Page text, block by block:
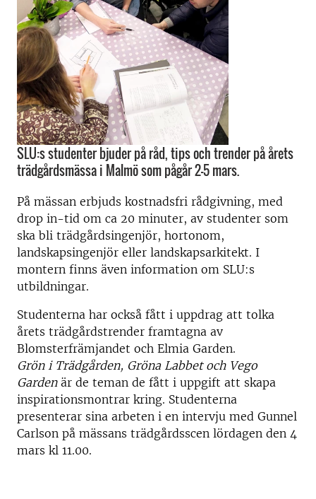
SLU:s studenter bjuder på råd, tips och trender på årets
trädgårdsmässa i Malmö som pågår 2-5 mars.
På mässan erbjuds kostnadsfri rådgivning, med
drop in-tid om ca 20 minuter, av studenter som
ska bli trädgårdsingenjör, hortonom,
landskapsingenjör eller landskapsarkitekt. I
montern finns även information om SLU:s
utbildningar.
Studenterna har också fått i uppdrag att tolka
årets trädgårdstrender framtagna av
Blomsterfrämjandet och Elmia Garden.
Grön i Trädgården, Gröna Labbet och Vego
Garden är de teman de fått i uppgift att skapa
inspirationsmontrar kring. Studenterna
presenterar sina arbeten i en intervju med Gunnel
Carlson på mässans trädgårdsscen lördagen den 4
mars kl 11.00.